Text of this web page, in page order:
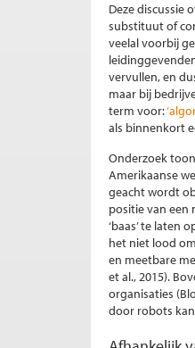
Deze discussie
substituut of
veelal voorbij
vervullen, en
maar bij
term voor:
als binnenkort
Onderzoek
Amerikaanse
geacht wordt
positie van een
‘baas’ te laten
het niet lood
en meetbare
et al., 2015).
organisaties
door robots